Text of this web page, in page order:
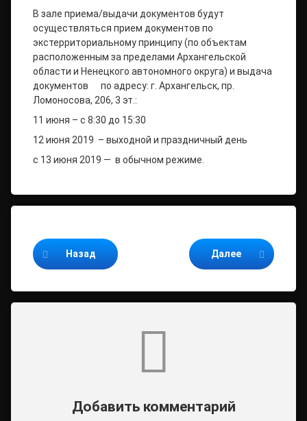
В зале приема/выдачи документов будут
осуществляться прием документов по
экстерриториальному принципу (по объектам
расположенным за пределами Архангельской
области и Ненецкого автономного округа) и выдача
документов по адресу: г. Архангельск, пр.
Ломоносова, 206, 3 эт.:
11 июня – с 8:30 до 15:30
12 июня 2019 – выходной и праздничный день
c 13 июня 2019 — в обычном режиме.
Назад Далее
Добавить комментарий